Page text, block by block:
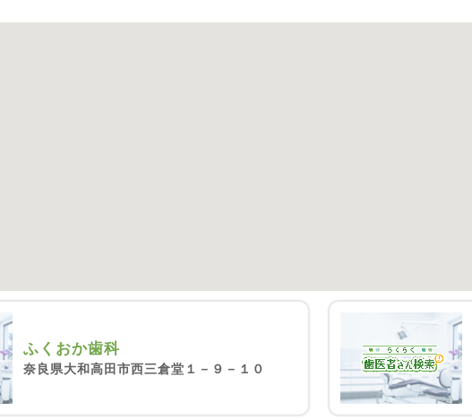
ふくおか歯科
奈良県大和高田市西三倉堂１－９－１０